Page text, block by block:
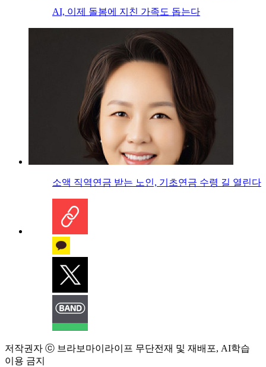
AI, 이제 돌봄에 지친 가족도 돕는다
소액 직역연금 받는 노인, 기초연금 수령 길 열린다
저작권자 ⓒ 브라보마이라이프 무단전재 및 재배포, AI학습
이용 금지